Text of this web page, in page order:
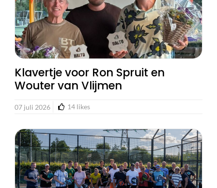
Klavertje voor Ron Spruit en
Wouter van Vlijmen
07 juli 2026 14 likes